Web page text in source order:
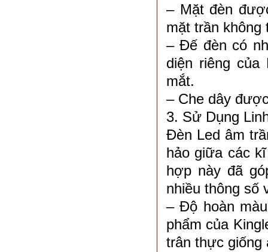
– Mặt đèn
mặt trần không
– Đế đèn có
diện riêng
mắt.
– Che dây
3. Sử Dụng
Đèn Led âm
hảo giữa các
hợp này đã
nhiều thông số
– Độ hoàn
phẩm của
trân thực giống